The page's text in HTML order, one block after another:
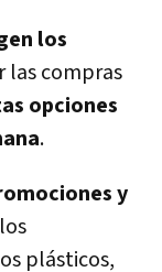
los
las compras
opciones
.
y
plásticos,